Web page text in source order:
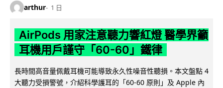
arthur 1 日
AirPods 用家注意聽力響紅燈 醫學界籲
耳機用戶謹守「60-60」鐵律
長時間高音量佩戴耳機可能導致永久性噪音性聽損。本文盤點 4
大聽力受損警號，介紹科學護耳的「60-60 原則」及 Apple 內